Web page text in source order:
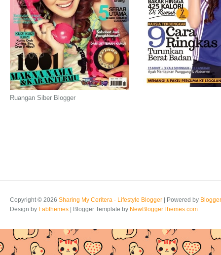
Ruangan Siber Blogger
Copyright © 2026 Sharing My Ceritera - Lifestyle Blogger | Powered by Blogger
Design by Fabthemes | Blogger Template by NewBloggerThemes.com